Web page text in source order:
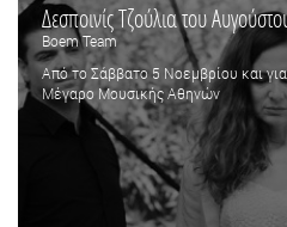
Δεσποινίς Τζούλια του
Boem Team
Από το Σάββατο 5 Νοεμβρίου και
Μέγαρο Μουσικής Αθηνών